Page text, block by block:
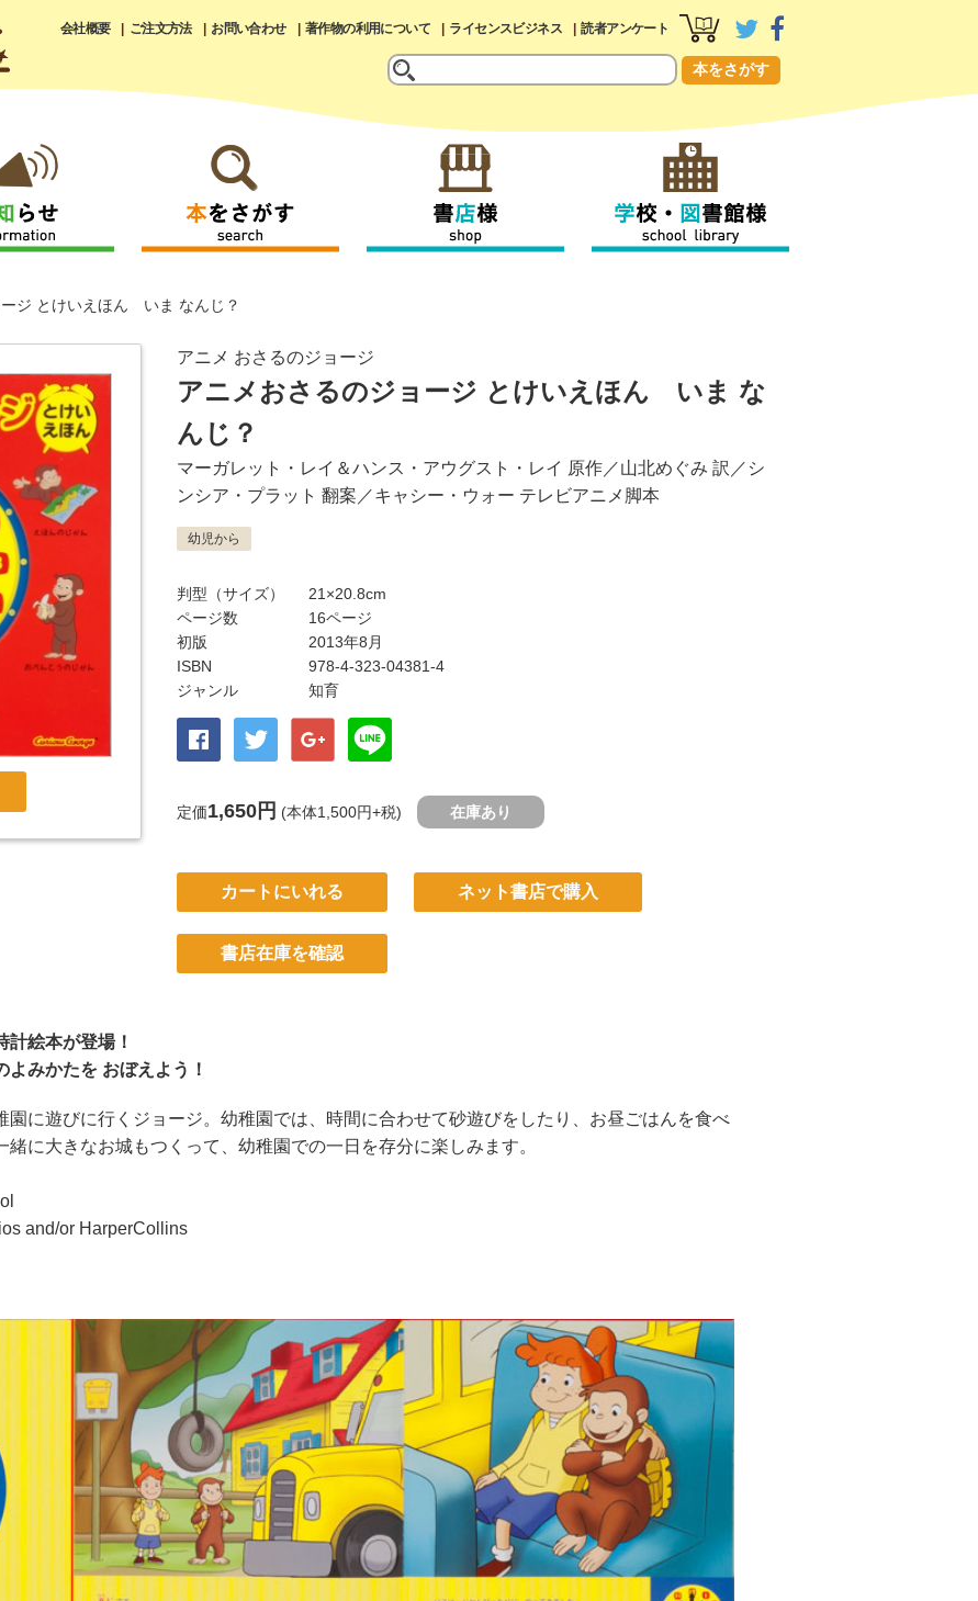
会社概要 ご注文方法 お問い合わせ 著作物の利用について ライセンスビジネス 読者アンケート
本をさがす
ジ とけいえほん いま なんじ？
アニメ おさるのジョージ
アニメおさるのジョージ とけいえほん いま な
んじ？
マーガレット・レイ＆ハンス・アウグスト・レイ 原作／山北めぐみ 訳／ シ
ンシア・プラット 翻案／キャシー・ウォー テレビアニメ脚本
幼児から
判型（サイズ）
21×20.8cm
ページ数
16ページ
初版
2013年8月
ISBN
978-4-323-04381-4
ジャンル
知育
定価1,650円 (本体1,500円+税) 在庫あり
カートにいれる ネット書店で購入
書店在庫を確認
計絵本が登場！
みかたを おぼえよう！
園に遊びに行くジョージ。幼稚園では、時間に合わせて砂遊びをしたり、お昼ごはんを食べ
に大きなお城もつくって、幼稚園での一日を存分に楽しみます。
and/or HarperCollins